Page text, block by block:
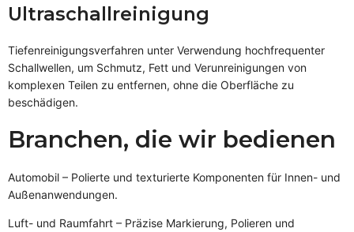
Ultraschallreinigung
Tiefenreinigungsverfahren unter Verwendung hochfrequenter
Schallwellen, um Schmutz, Fett und Verunreinigungen von
komplexen Teilen zu entfernen, ohne die Oberfläche zu
beschädigen.
Branchen, die wir bedienen
Automobil – Polierte und texturierte Komponenten für Innen- und
Außenanwendungen.
Luft- und Raumfahrt – Präzise Markierung, Polieren und